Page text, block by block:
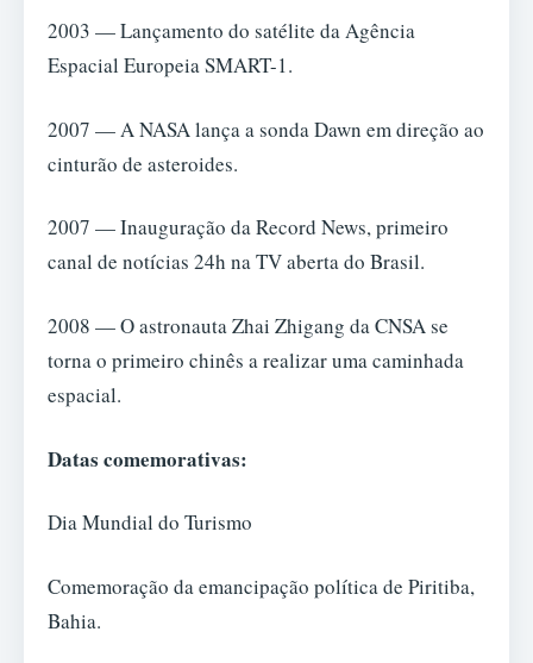
2003 — Lançamento do satélite da Agência
Espacial Europeia SMART-1.
2007 — A NASA lança a sonda Dawn em direção ao
cinturão de asteroides.
2007 — Inauguração da Record News, primeiro
canal de notícias 24h na TV aberta do Brasil.
2008 — O astronauta Zhai Zhigang da CNSA se
torna o primeiro chinês a realizar uma caminhada
espacial.
Datas comemorativas:
Dia Mundial do Turismo
Comemoração da emancipação política de Piritiba,
Bahia.